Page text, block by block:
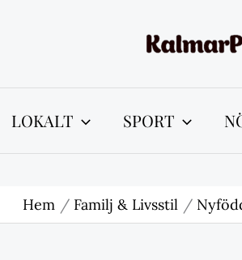
LOKALT SPORT
Hem Familj & Livsstil